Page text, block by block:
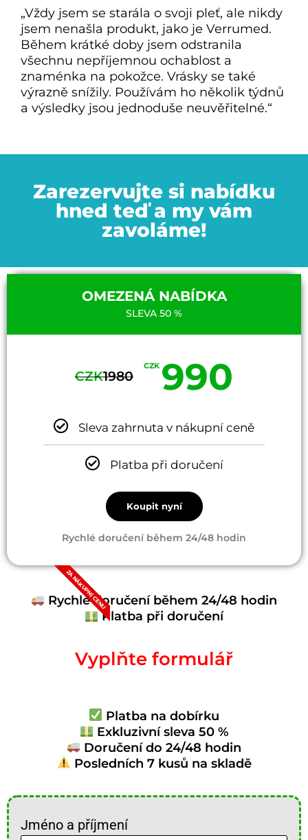
„Vždy jsem se starála o svoji pleť, ale nikdy
jsem nenašla produkt, jako je Verrumed.
Během krátké doby jsem odstranila
všechnu nepříjemnou ochablost a
znaménka na pokožce. Vrásky se také
výrazně snížily. Používám ho několik týdnů
a výsledky jsou jednoduše neuvěřitelné.“
Zarezervujte si nabídku
hned teď a my vám
zavoláme!
OMEZENÁ NABÍDKA
SLEVA 50 %
CZK1980
CZK 990
Sleva zahrnuta v nákupní ceně
Platba při doručení
Koupit nyní
Rychlé doručení během 24/48 hodin
ZA NÁKUPNÍ CENU
Rychlé doručení během 24/48 hodin
Platba při doručení
Vyplňte formulář
Platba na dobírku
Exkluzivní sleva 50 %
Doručení do 24/48 hodin
Posledních 7 kusů na skladě
Jméno a příjmení